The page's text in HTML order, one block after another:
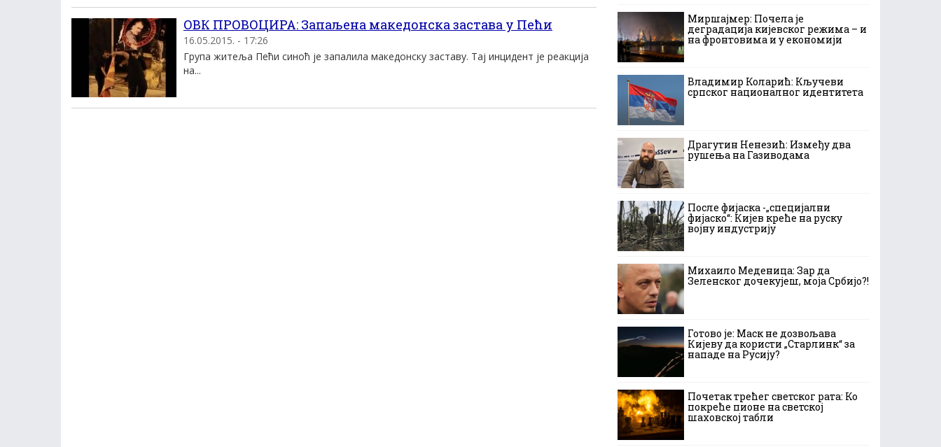
ОВК ПРОВОЦИРА: Запаљена македонска застава у Пећи
16.05.2015. - 17:26
Група житеља Пећи синоћ је запалила македонску заставу. Тај инцидент је реакција
на...
Миршајмер: Почела је
деградација кијевског режима – и
на фронтовима и у економији
Владимир Коларић: Кључеви
српског националног идентитета
Драгутин Ненезић: Између два
рушења на Газиводама
После фијаска -„специјални
фијаско“: Кијев креће на руску
војну индустрију
Михаило Меденица: Зар да
Зеленског дочекујеш, моја Србијо?!
Готово је: Маск не дозвољава
Кијеву да користи „Старлинк“ за
нападе на Русију?
Почетак трећег светског рата: Ко
покреће пионе на светској
шаховској табли